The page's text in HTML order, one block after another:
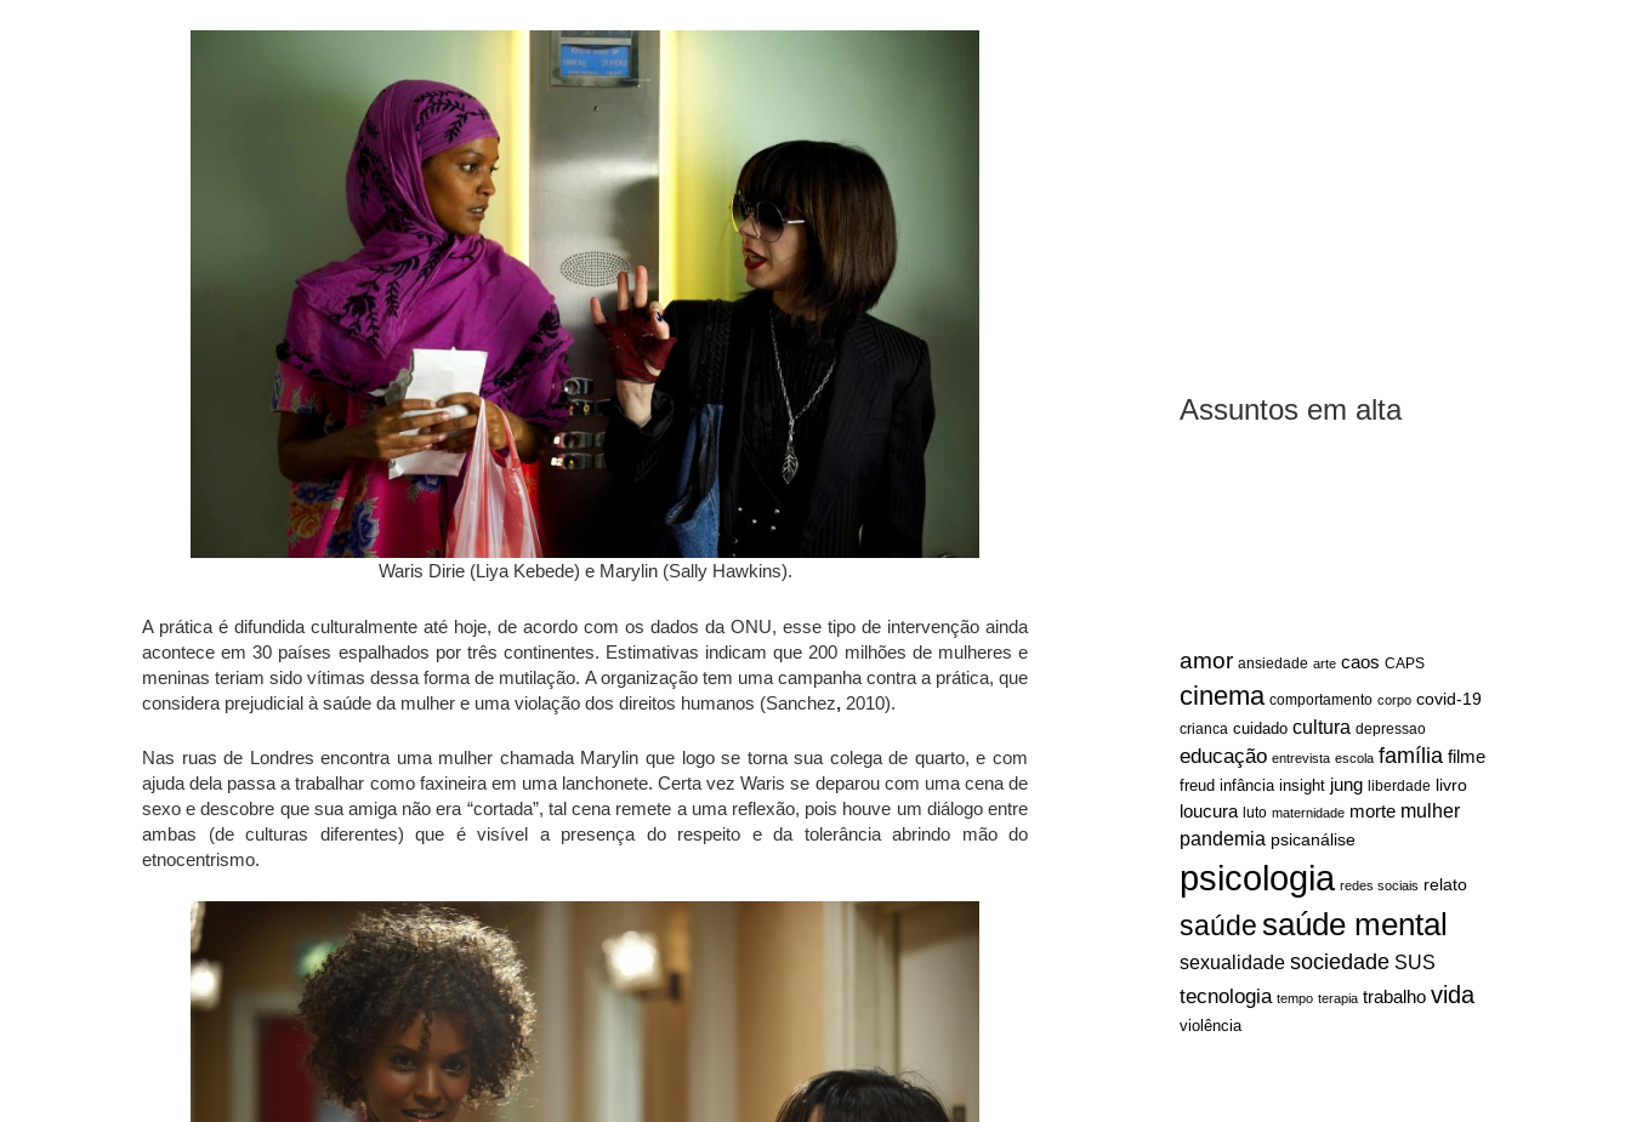
Assuntos em alta
amor ansiedade arte caos CAPS
cinema comportamento corpo covid-19
crianca cuidado cultura depressao
educação entrevista escola família filme
freud infância insight jung liberdade livro
loucura luto maternidade morte mulher
pandemia psicanálise
psicologia redes sociais relato
saúdesaúde mental
sexualidade sociedade SUS
tecnologia tempo terapia trabalho vida
violência
Waris Dirie (Liya Kebede) e Marylin (Sally Hawkins).
A prática é difundida culturalmente até hoje, de acordo com os dados da ONU, esse tipo de intervenção ainda
acontece em 30 países espalhados por três continentes. Estimativas indicam que 200 milhões de mulheres e
meninas teriam sido vítimas dessa forma de mutilação. A organização tem uma campanha contra a prática, que
considera prejudicial à saúde da mulher e uma violação dos direitos humanos (Sanchez, 2010).
Nas ruas de Londres encontra uma mulher chamada Marylin que logo se torna sua colega de quarto, e com
ajuda dela passa a trabalhar como faxineira em uma lanchonete. Certa vez Waris se deparou com uma cena de
sexo e descobre que sua amiga não era “cortada”, tal cena remete a uma reflexão, pois houve um diálogo entre
ambas (de culturas diferentes) que é visível a presença do respeito e da tolerância abrindo mão do
etnocentrismo.